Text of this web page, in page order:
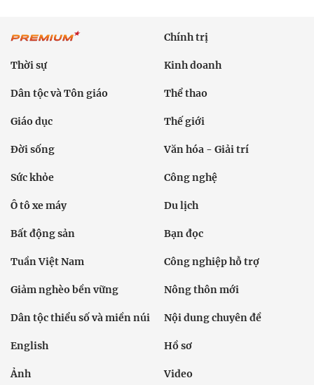
Chính trị
Thời sự Kinh doanh
Dân tộc và Tôn giáo Thể thao
Giáo dục Thế giới
Đời sống Văn hóa - Giải trí
Sức khỏe Công nghệ
Ô tô xe máy Du lịch
Bất động sản Bạn đọc
Tuần Việt Nam Công nghiệp hỗ trợ
Giảm nghèo bền vững Nông thôn mới
Dân tộc thiểu số và miền núi Nội dung chuyên đề
English Hồ sơ
Ảnh Video